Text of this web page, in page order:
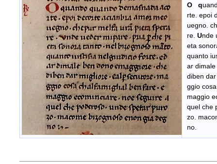
O q
rte. epoi
uegno.
re. Unde
eta
quanto
ar
diben
ggio
maggio
quel che
zo.
no.